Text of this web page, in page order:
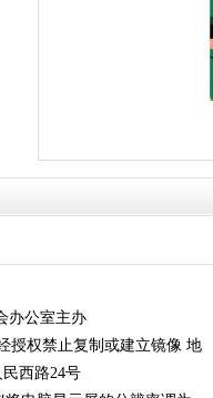
办公室主办
授权禁止复制或建立镜像 地
西路24号